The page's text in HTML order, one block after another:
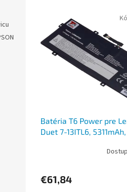
p
Batéria T6 Power pre
Duet 7-13ITL6,
€61,84